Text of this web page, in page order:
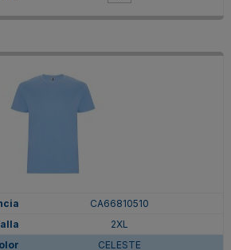
CA66810510
2XL
CELESTE